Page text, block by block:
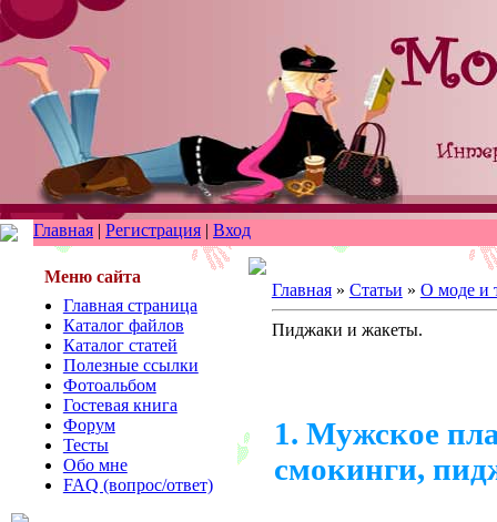
Главная | Регистрация | Вход
Меню сайта
Главная страница
Каталог файлов
Каталог статей
Полезные ссылки
Фотоальбом
Гостевая книга
Форум
Тесты
Обо мне
FAQ (вопрос/ответ)
Главная» Статьи » О моде и
Пиджаки и жакеты.
1. Мужское
смокинги,